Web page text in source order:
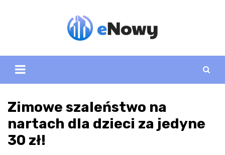
Zimowe szaleństwo na
nartach dla dzieci za jedyne
30 zł!